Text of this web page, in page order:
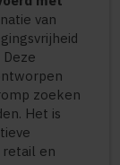
van
zoeken
Het is
retail en